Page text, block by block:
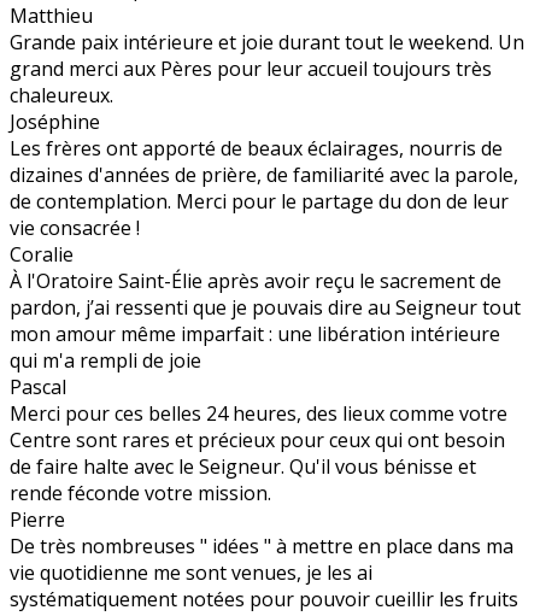
Matthieu
Grande paix intérieure et joie durant tout le weekend. Un
grand merci aux Pères pour leur accueil toujours très
chaleureux.
Joséphine
Les frères ont apporté de beaux éclairages, nourris de
dizaines d'années de prière, de familiarité avec la parole,
de contemplation. Merci pour le partage du don de leur
vie consacrée !
Coralie
À l'Oratoire Saint-Élie après avoir reçu le sacrement de
pardon, j’ai ressenti que je pouvais dire au Seigneur tout
mon amour même imparfait : une libération intérieure
qui m'a rempli de joie
Pascal
Merci pour ces belles 24 heures, des lieux comme votre
Centre sont rares et précieux pour ceux qui ont besoin
de faire halte avec le Seigneur. Qu'il vous bénisse et
rende féconde votre mission.
Pierre
De très nombreuses " idées " à mettre en place dans ma
vie quotidienne me sont venues, je les ai
systématiquement notées pour pouvoir cueillir les fruits